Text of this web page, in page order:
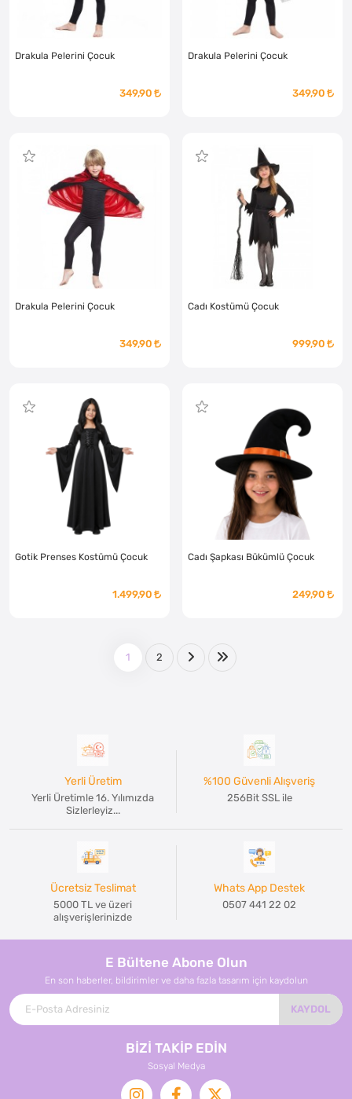
Drakula Pelerini Çocuk
349,90
Drakula Pelerini Çocuk
349,90
Drakula Pelerini Çocuk
349,90
Cadı Kostümü Çocuk
999,90
Gotik Prenses Kostümü Çocuk
1.499,90
Cadı Şapkası Bükümlü Çocuk
249,90
1 2
Yerli Üretim
Yerli Üretimle 16. Yılımızda
Sizlerleyiz...
%100 Güvenli Alışveriş
256Bit SSL ile
Ücretsiz Teslimat
5000 TL ve üzeri
alışverişlerinizde
Whats App Destek
0507 441 22 02
E Bültene Abone Olun
En son haberler, bildirimler ve daha fazla tasarım için kaydolun
KAYDOL
BİZİ TAKİP EDİN
Sosyal Medya